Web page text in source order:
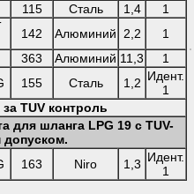
115 Сталь 1,4
1
142 Алюминий 2,2
1
363 Алюминий 11,3
1
155 Сталь 1,2 Идент.
1
TUV контроль
для шланга LPG 19 с TUV-
163 Niro 1,3 Идент.
1